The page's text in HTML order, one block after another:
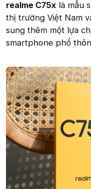
realme C75x là mẫu
thị trường Việt Nam
sung thêm một lựa
smartphone phổ